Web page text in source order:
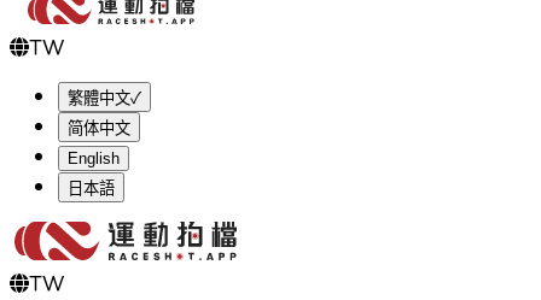
TW
繁體中文✓
简体中文
English
日本語
TW